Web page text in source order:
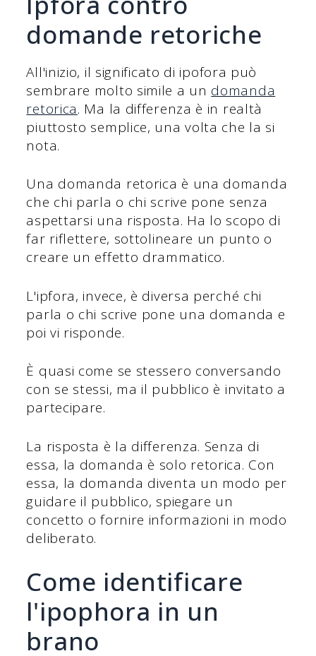
domande retoriche
All'inizio, il significato di ipofora può
sembrare molto simile a un domanda
retorica. Ma la differenza è in realtà
piuttosto semplice, una volta che la si
nota.
Una domanda retorica è una domanda
che chi parla o chi scrive pone senza
aspettarsi una risposta. Ha lo scopo di
far riflettere, sottolineare un punto o
creare un effetto drammatico.
L'ipfora, invece, è diversa perché chi
parla o chi scrive pone una domanda e
poi vi risponde.
È quasi come se stessero conversando
con se stessi, ma il pubblico è invitato a
partecipare.
La risposta è la differenza. Senza di
essa, la domanda è solo retorica. Con
essa, la domanda diventa un modo per
guidare il pubblico, spiegare un
concetto o fornire informazioni in modo
deliberato.
Come identificare
l'ipophora in un
brano